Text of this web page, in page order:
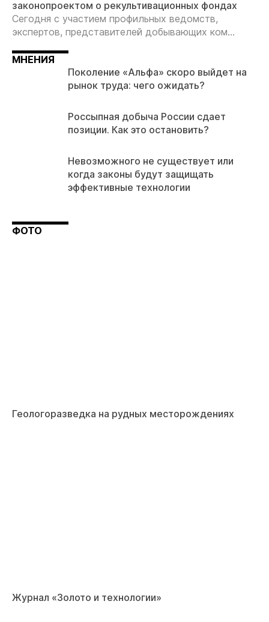
законопроектом о рекультивационных фондах
Сегодня с участием профильных ведомств,
экспертов, представителей добывающих ком...
МНЕНИЯ
Поколение «Альфа» скоро выйдет на
рынок труда: чего ожидать?
Россыпная добыча России сдает
позиции. Как это остановить?
Невозможного не существует или
когда законы будут защищать
эффективные технологии
ФОТО
Геологоразведка на рудных месторождениях
Журнал «Золото и технологии»